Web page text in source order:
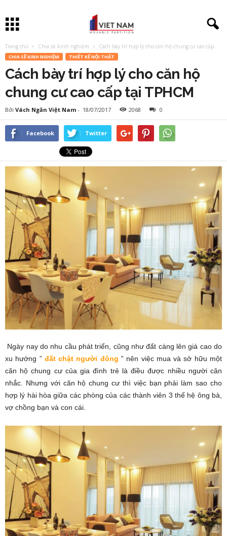
Trang chủ Chia sẽ kinh nghiệm Cách bày trí hợp lý cho căn hộ chung cư cao cấp...
CHIA SẼ KINH NGHIỆM THIẾT KẾ NỘI THẤT
Cách bày trí hợp lý cho căn hộ
chung cư cao cấp tại TPHCM
Bởi Vách Ngăn Việt Nam - 18/07/2017 2068 0
Facebook Twitter
Ngày nay do nhu cầu phát triển, cũng như đất càng lên giá cao do
xu hướng ” đất chật người đông” nên việc mua và sở hữu một
căn hộ chung cư của gia đình trẻ là điều được nhiều người cân
nhắc. Nhưng với căn hộ chung cư thì việc bạn phải làm sao cho
hợp lý hài hòa giữa các phòng của các thành viên 3 thế hệ ông bà,
vợ chồng bạn và con cái.